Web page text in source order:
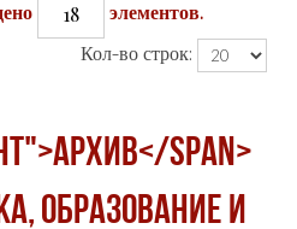
18
элементов.
Кол-во строк:
span>
образование и